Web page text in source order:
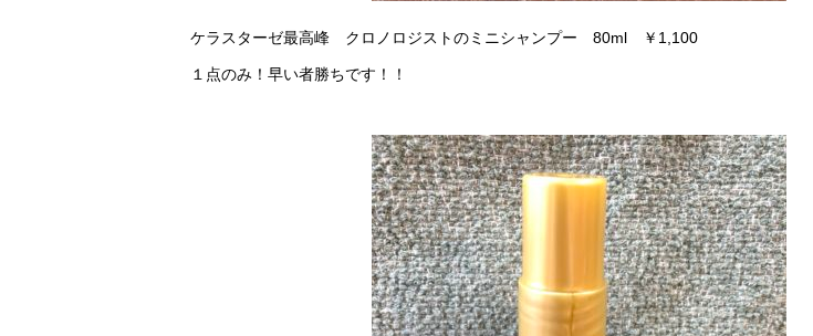
ケラスターゼ最高峰 クロノロジストのミニシャンプー 80ml ￥1,100
１点のみ！早い者勝ちです！！